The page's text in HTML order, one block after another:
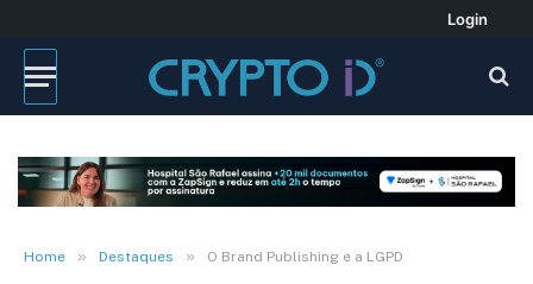
Login
Home » Destaques » O Brand Publishing e a LGPD